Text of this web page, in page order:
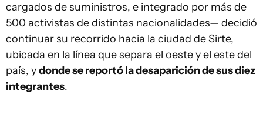
cargados de suministros, e integrado por más de
500 activistas de distintas nacionalidades— decidió
continuar su recorrido hacia la ciudad de Sirte,
ubicada en la línea que separa el oeste y el este del
país, ydonde se reportó la desaparición de sus diez
integrantes.